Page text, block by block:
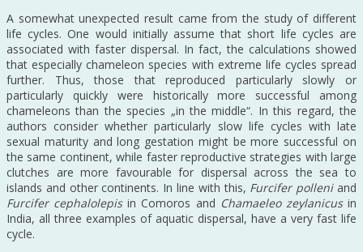
A somewhat unexpected result came from the study of different
life cycles. One would initially assume that short life cycles are
associated with faster dispersal. In fact, the calculations showed
that especially chameleon species with extreme life cycles spread
further. Thus, those that reproduced particularly slowly or
particularly quickly were historically more successful among
chameleons than the species „in the middle“. In this regard, the
authors consider whether particularly slow life cycles with late
sexual maturity and long gestation might be more successful on
the same continent, while faster reproductive strategies with large
clutches are more favourable for dispersal across the sea to
islands and other continents. In line with this, Furcifer polleniand
Furcifer cephalolepisin Comoros and Chamaeleo zeylanicusin
India, all three examples of aquatic dispersal, have a very fast life
cycle.